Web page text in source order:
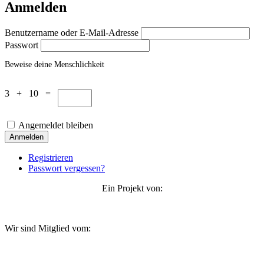
Anmelden
Benutzername oder E-Mail-Adresse
Passwort
Beweise deine Menschlichkeit
3 + 10 =
Angemeldet bleiben
Anmelden
Registrieren
Passwort vergessen?
Ein Projekt von:
Wir sind Mitglied vom: